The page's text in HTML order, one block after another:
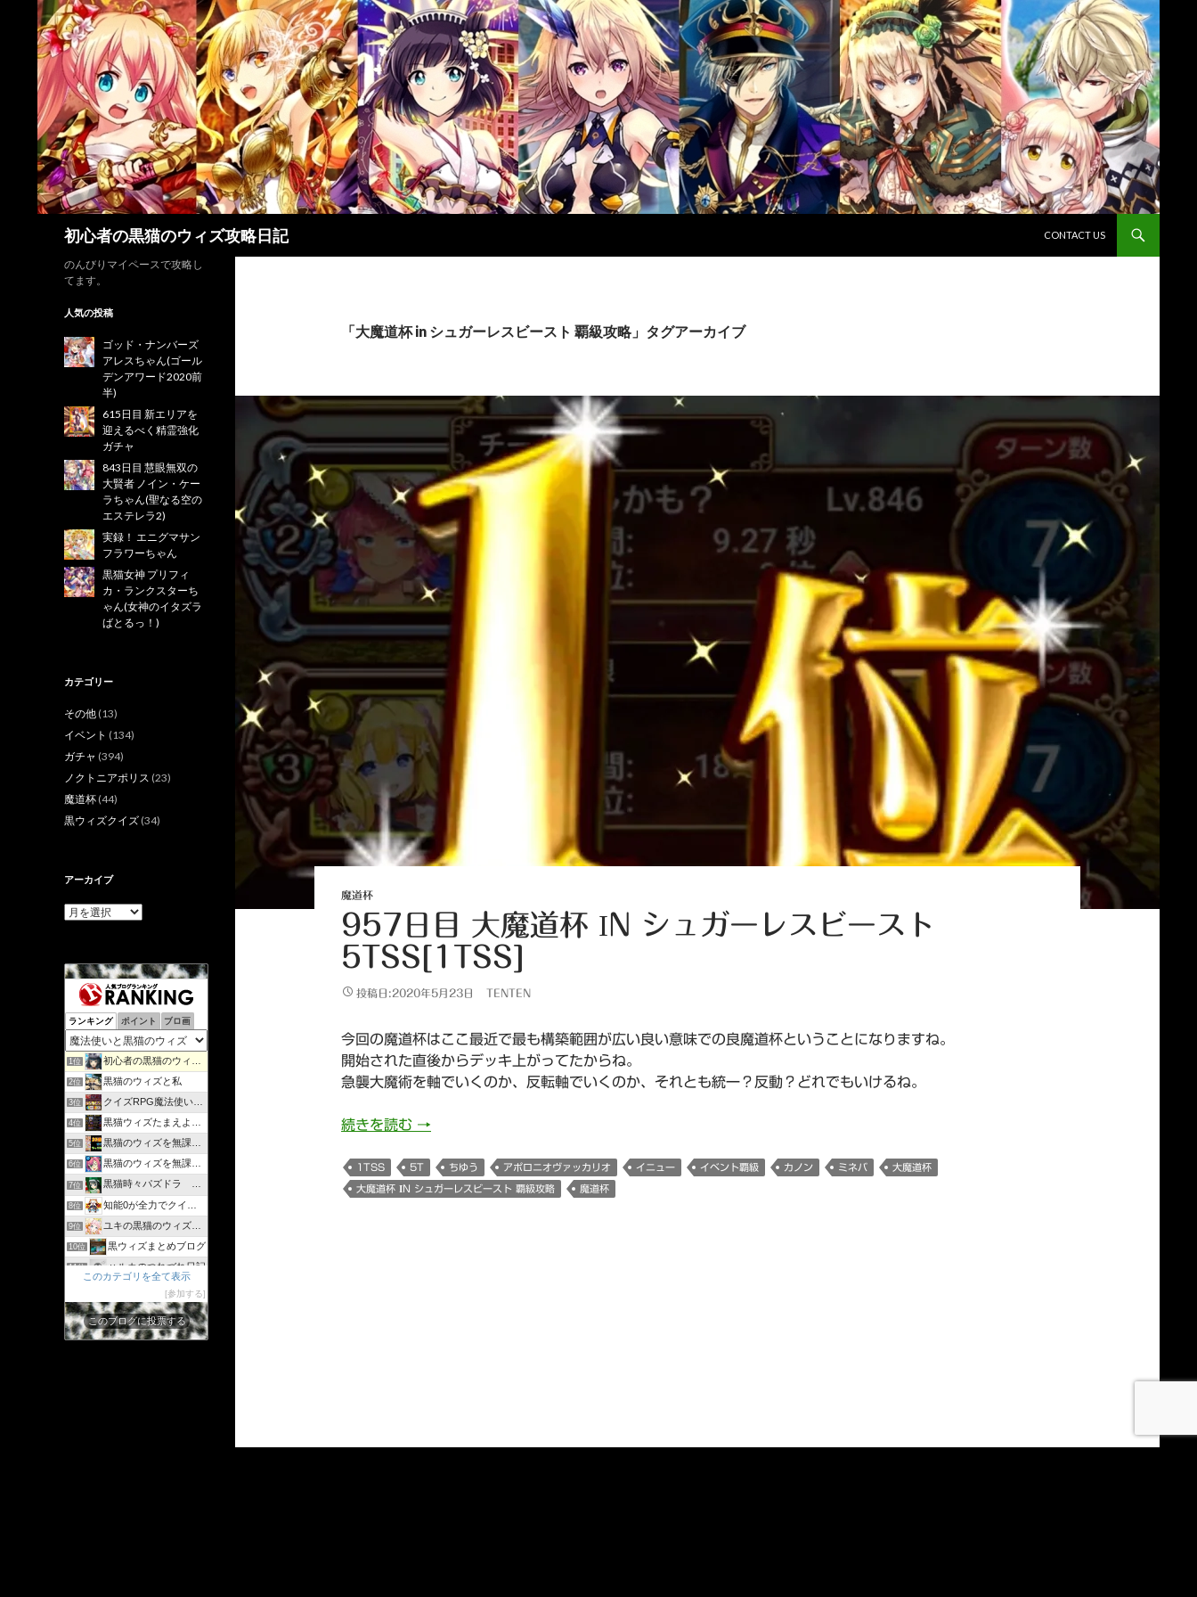
初心者の黒猫のウィズ攻略日記
CONTACT US
「大魔道杯 in シュガーレスビースト 覇級攻略」タグアーカイブ
魔道杯
957日目 大魔道杯 IN シュガーレスビースト
5TSS[1TSS]
投稿日:2020年5月23日 TENTEN
今回の魔道杯はここ最近で最も構築範囲が広い良い意味での良魔道杯ということになりますね。
開始された直後からデッキ上がってたからね。
急襲大魔術を軸でいくのか、反転軸でいくのか、それとも統一？反動？どれでもいけるね。
続きを読む 957日目 大魔道杯 in シュガーレスビースト5tSS[1tSS]
→
1TSS 5T ちゆう アポロニオヴァッカリオ イニュー イベント覇級 カノン ミネバ 大魔道杯
大魔道杯 IN シュガーレスビースト 覇級攻略 魔道杯
のんびりマイペースで攻略し
てます。
人気の投稿
ゴッド・ナンバーズ
アレスちゃん(ゴール
デンアワード2020前
半)
615日目 新エリアを
迎えるべく精霊強化
ガチャ
843日目 慧眼無双の
大賢者 ノイン・ケー
ラちゃん(聖なる空の
エステレラ2)
実録！ エニグマサン
フラワーちゃん
黒猫女神 プリフィ
カ・ランクスターち
ゃん(女神のイタズラ
ばとるっ！)
カテゴリー
その他 (13)
イベント (134)
ガチャ (394)
ノクトニアポリス (23)
魔道杯 (44)
黒ウィズクイズ (34)
アーカイブ
ア
ブ
ランキング ポイント ブロ画
1位 初心者の黒猫のウィズ攻略日記 | のんびりマイペースで攻略…
2位 黒猫のウィズと私
3位 クイズRPG魔法使いと黒猫のウィズを遊んで知識を増やそう
4位 黒猫ウィズたまえよディートリヒプレイ日記
5位 黒猫のウィズを無課金で攻略してみる
6位 黒猫のウィズを無課金でまったりと。
7位 黒猫時々パズドラ ラノベ好きが綴るゲームブログ
8位 知能0が全力でクイズゲーム
9位 ユキの黒猫のウィズまったり日記 〜黒ウィズプレイ日記ブログ〜
10位 黒ウィズまとめブログ
11位 ハルカのつれづれ日記
13位 ジャスたいむ
14位 30過ぎてもゲーム好き
このカテゴリを全て表示
参加する
このブログに投票する